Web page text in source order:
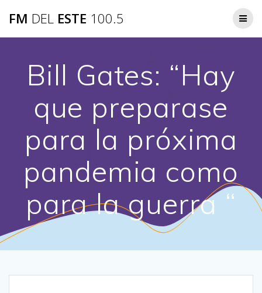
FM DEL ESTE 100.5
Bill Gates: “Hay
que preparase
para la próxima
pandemia como
para la guerra “